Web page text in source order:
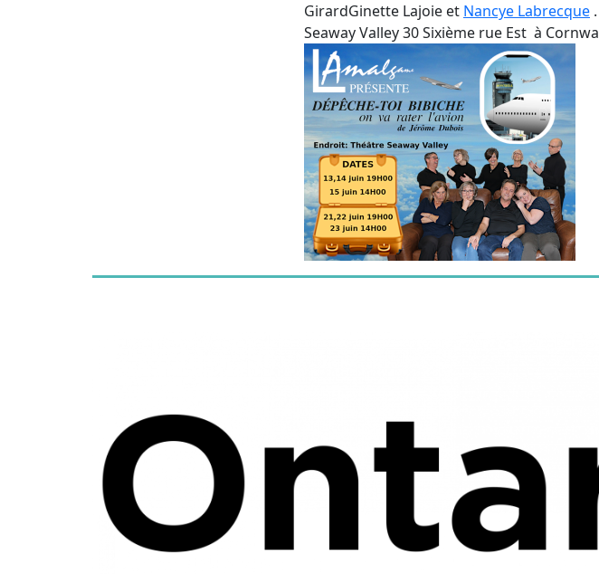
GirardGinette Lajoie et Nancye Labrecque
Seaway Valley 30 Sixième rue Est à